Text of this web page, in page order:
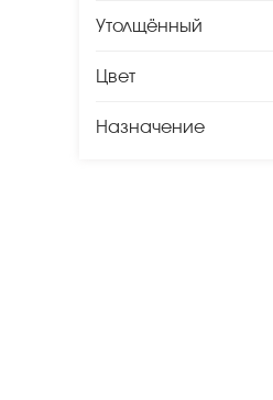
Утолщённый
Цвет
Назначение
Керамогранит под Дерево
Бежевый керамогранит